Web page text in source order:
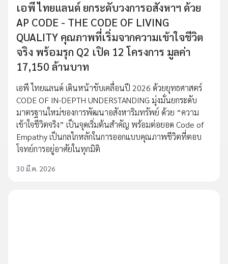
เอพี ไทยแลนด์ ยกระดับวงการอสังหาฯ ด้วย
AP CODE - THE CODE OF LIVING
QUALITY คุณภาพที่เริ่มจากความเข้าใจชีวิต
จริง พร้อมรุก Q2 เปิด 12 โครงการ มูลค่า
17,150 ล้านบาท
เอพี ไทยแลนด์ เดินหน้าขับเคลื่อนปี 2026 ด้วยยุทธศาสตร์
CODE OF IN-DEPTH UNDERSTANDING มุ่งมั่นยกระดับ
มาตรฐานใหม่ของการพัฒนาอสังหาริมทรัพย์ ด้วย “ความ
เข้าใจชีวิตจริง” เป็นจุดเริ่มต้นสำคัญ พร้อมต่อยอด Code of
Empathy เป็นกลไกหลักในการออกแบบคุณภาพชีวิตที่ตอบ
โจทย์การอยู่อาศัยในทุกมิติ
30 มี.ค. 2026